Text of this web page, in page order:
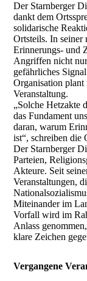
Der Starnberger
dankt dem
solidarische
Ortsteils. In seiner
Erinnerungs- und
Angriffen nicht
gefährliches
Organisation
Veranstaltung.
„Solche Hetzakte
das Fundament
daran, warum
ist“, schreiben die
Der Starnberger
Parteien,
Akteure. Seit
Veranstaltungen,
Miteinander im
Vorfall wird im
Anlass
klare Zeichen
Vergangene